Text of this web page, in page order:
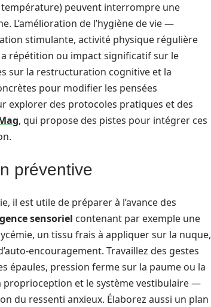
peuvent interrompre une
L’amélioration de l’hygiène de vie —
stimulante, activité physique régulière
répétition ou impact significatif sur le
sur la restructuration cognitive et la
pour modifier les pensées
explorer des protocoles pratiques et des
, qui propose des pistes pour intégrer ces
préventive
il est utile de préparer à l’avance des
sensoriel contenant par exemple une
un tissu frais à appliquer sur la nuque,
encouragement. Travaillez des gestes
épaules, pression ferme sur la paume ou la
et le système vestibulaire —
du ressenti anxieux. Élaborez aussi un plan